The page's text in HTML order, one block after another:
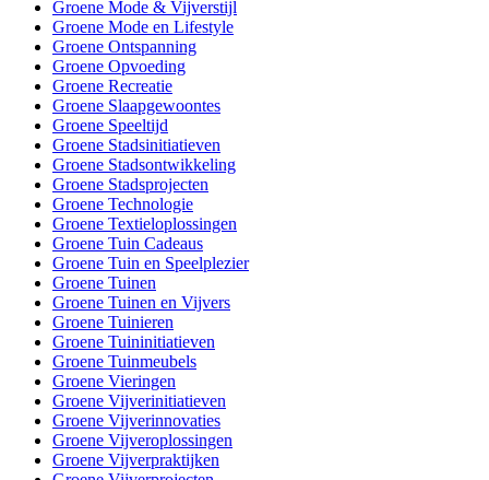
Groene Mode & Vijverstijl
Groene Mode en Lifestyle
Groene Ontspanning
Groene Opvoeding
Groene Recreatie
Groene Slaapgewoontes
Groene Speeltijd
Groene Stadsinitiatieven
Groene Stadsontwikkeling
Groene Stadsprojecten
Groene Technologie
Groene Textieloplossingen
Groene Tuin Cadeaus
Groene Tuin en Speelplezier
Groene Tuinen
Groene Tuinen en Vijvers
Groene Tuinieren
Groene Tuininitiatieven
Groene Tuinmeubels
Groene Vieringen
Groene Vijverinitiatieven
Groene Vijverinnovaties
Groene Vijveroplossingen
Groene Vijverpraktijken